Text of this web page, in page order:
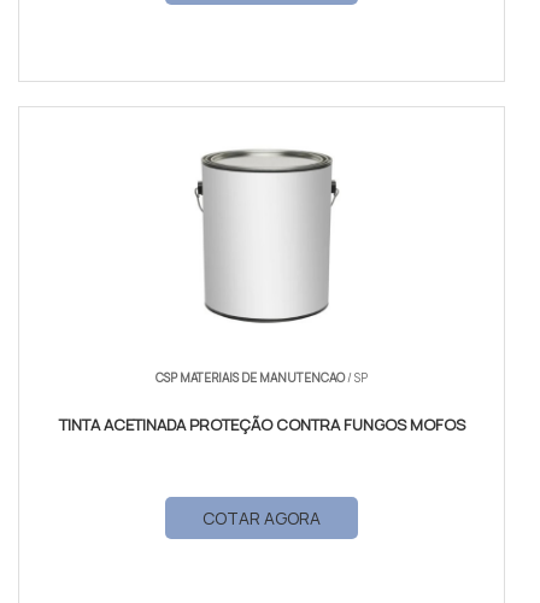
CSP MATERIAIS DE MANUTENCAO/ SP
TINTA ACETINADA PROTEÇÃO CONTRA FUNGOS MOFOS
COTAR AGORA